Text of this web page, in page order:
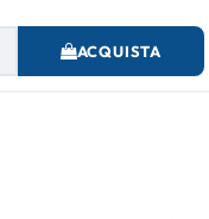
Quantità ACQUISTA